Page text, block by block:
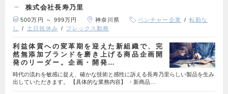
株式会社長寿乃里
500万円 ～ 999万円 神奈川県 ベンチャー企業
転勤な
し
土日祝休み フレックス勤務
利益体質への変革期を迎えた新組織で、完
然無添加ブランドを磨き上げる商品企画開
発のリーダー。企画・開発…
時代の流れを敏感に捉え、確かな技術と感性に訴える長寿乃里らしい製品を生み
出していただきます。 【具体的な業務内容】 ・新商品…